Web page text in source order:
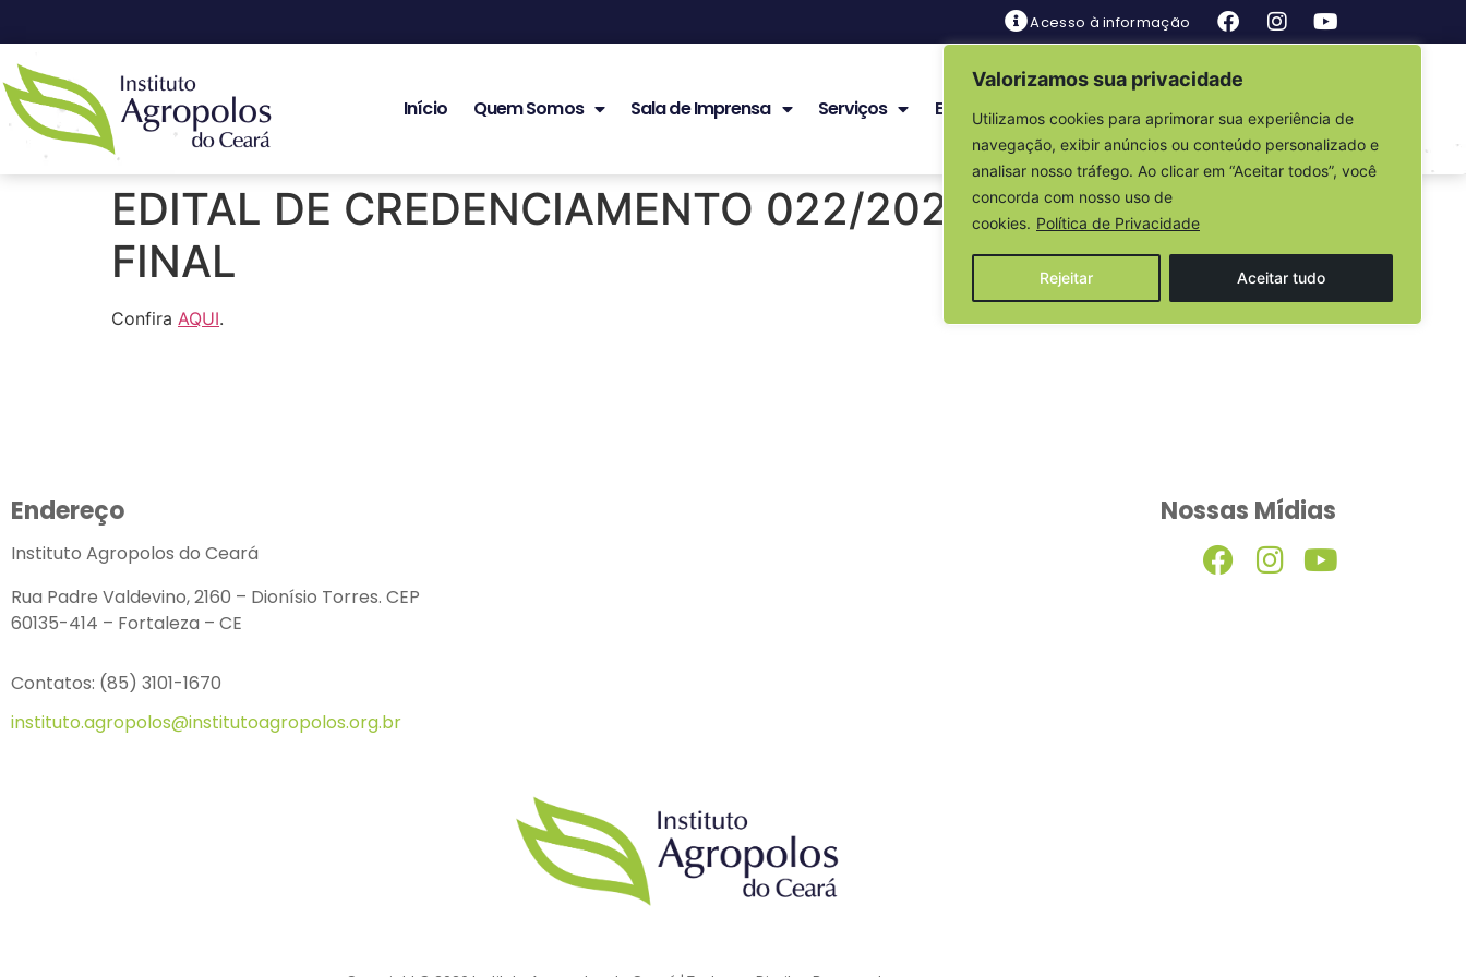
Valorizamos sua privacidade
Utilizamos cookies para aprimorar sua experiência de
navegação, exibir anúncios ou conteúdo personalizado e
analisar nosso tráfego. Ao clicar em “Aceitar todos”, você
concorda com nosso uso de
cookies. Política de Privacidade
Rejeitar Aceitar tudo
Acesso à informação
Início Quem Somos Sala de Imprensa Serviços Editais Fale Conosco
EDITAL DE CREDENCIAMENTO 022/2025 – RESULTADO
FINAL
Confira AQUI.
Endereço
Instituto Agropolos do Ceará
Rua Padre Valdevino, 2160 – Dionísio Torres. CEP
60135-414 – Fortaleza – CE
Contatos: (85) 3101-1670
instituto.agropolos@institutoagropolos.org.br
Nossas Mídias